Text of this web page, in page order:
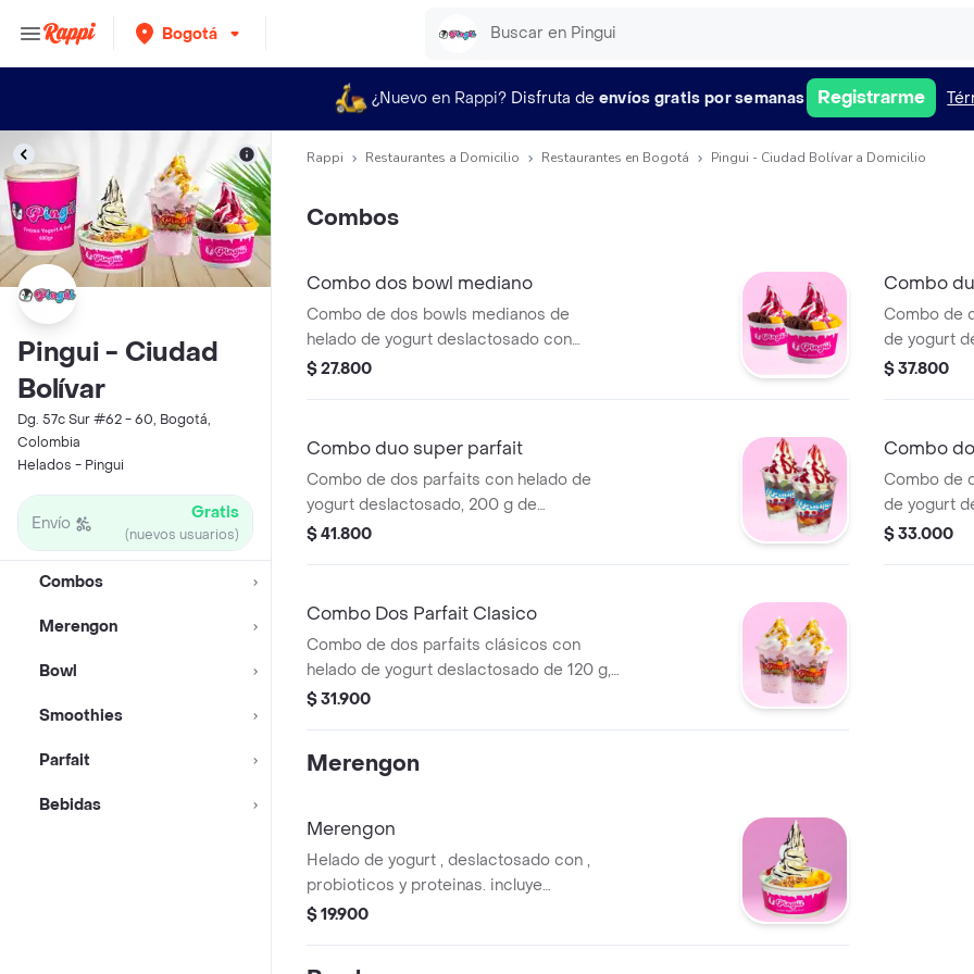
Bogotá
¿Nuevo en Rappi? Disfruta de envíos gratis por semanas Registrarme
Pingui - Ciudad
Bolívar
Dg. 57c Sur #62 - 60, Bogotá,
Colombia
Helados - Pingui
Envío Gratis
(nuevos usuarios)
Combos
Merengon
Bowl
Smoothies
Parfait
Bebidas
Rappi Restaurantes a Domicilio Restaurantes en Bogotá Pingui - Ciudad Bolívar a Domicilio
Combos
Combo dos bowl mediano
Combo de dos bowls medianos de
helado de yogurt deslactosado con
probióticos y proteínas. Incluye dos
$ 27.800
Combo
Combo de
de yogurt
crema
$ 37.800
Combo duo super parfait
Combo de dos parfaits con helado de
yogurt deslactosado, 200 g de
probióticos y proteínas. Incluye 6
$ 41.800
Combo
Combo de
de yogurt
proteínas.
$ 33.000
Combo Dos Parfait Clasico
Combo de dos parfaits clásicos con
helado de yogurt deslactosado de 120 g,
probióticos, proteínas, cinco toppings y
$ 31.900
Merengon
Merengon
Helado de yogurt , deslactosado con ,
probioticos y proteinas. incluye
merengue, crema chantilly, 5 topping 1
$ 19.900